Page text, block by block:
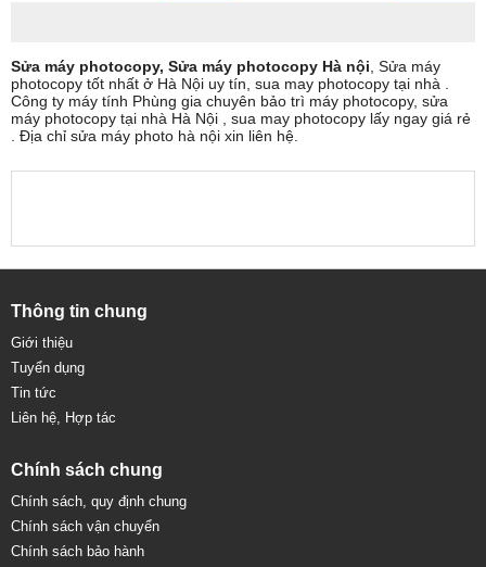
Sửa máy photocopy, Sửa máy photocopy Hà nội , Sửa máy
photocopy tốt nhất ở Hà Nội uy tín, sua may photocopy tại nhà .
Công ty máy tính Phùng gia chuyên bảo trì máy photocopy, sửa
máy photocopy tại nhà Hà Nội , sua may photocopy lấy ngay giá rẻ
. Địa chỉ sửa máy photo hà nội xin liên hệ.
Thông tin chung
Giới thiệu
Tuyển dụng
Tin tức
Liên hệ, Hợp tác
Chính sách chung
Chính sách, quy định chung
Chính sách vận chuyển
Chính sách bảo hành